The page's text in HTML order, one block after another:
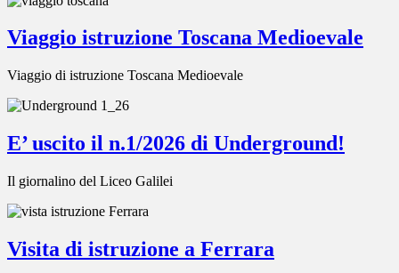
Viaggio istruzione Toscana Medioevale
Viaggio di istruzione Toscana Medioevale
E’ uscito il n.1/2026 di Underground!
Il giornalino del Liceo Galilei
Visita di istruzione a Ferrara